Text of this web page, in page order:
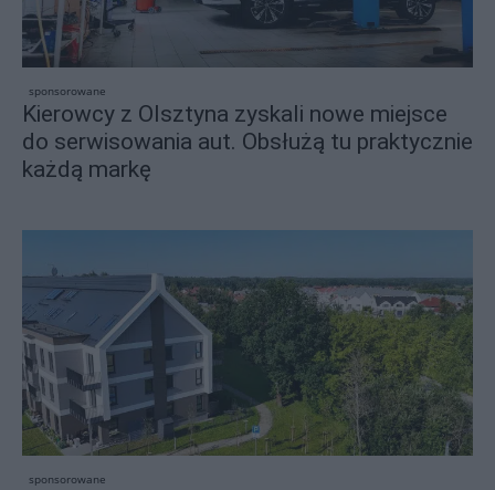
sponsorowane
Kierowcy z Olsztyna zyskali nowe miejsce
do serwisowania aut. Obsłużą tu praktycznie
każdą markę
sponsorowane